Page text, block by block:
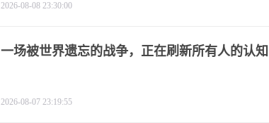
2026-08-08 23:30:00
一场被世界遗忘的战争，正在刷新所有人的认知
2026-08-07 23:19:55